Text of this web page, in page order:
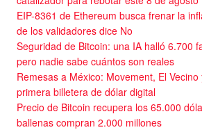
EIP-8361 de Ethereum busca frenar la
de los validadores dice No
Seguridad de Bitcoin: una IA halló 6.700
pero nadie sabe cuántos son reales
Remesas a México: Movement, El Vecino
primera billetera de dólar digital
Precio de Bitcoin recupera los 65.000
ballenas compran 2.000 millones